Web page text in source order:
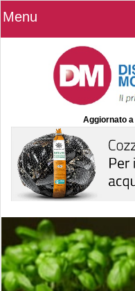
Menu
Aggiornato a